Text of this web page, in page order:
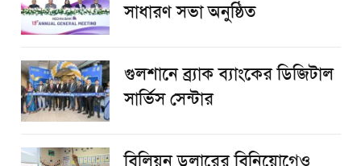
সাধারণ সভা অনুষ্ঠিত
গুলশানে ব্র্যাক ব্যাংকের ডিজিটাল
সার্ভিস সেন্টার
বিলিয়ন ডলারের বিনিয়োগেও